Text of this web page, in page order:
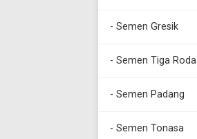
- Semen Gresik
- Semen Tiga Roda
- Semen Padang
- Semen Tonasa